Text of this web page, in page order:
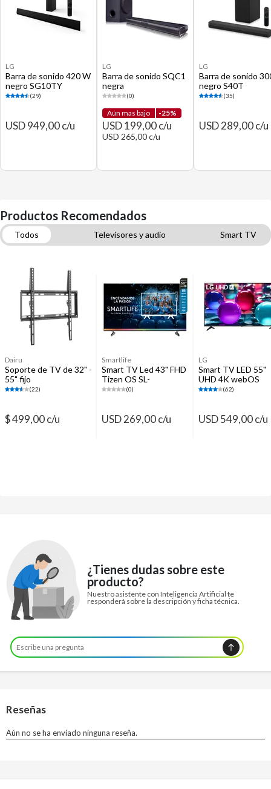
LG
Barra de sonido 420 W
negro SG10TY
(29)
USD 949,00 c/u
LG
Barra de sonido SQC1
negra
(0)
Aún mas bajo -25%
USD 199,00 c/u
USD 265,00 c/u
LG
Barra de sonido
negro S40T
(35)
USD 289,00 c/u
Productos Recomendados
Todos Televisores y audio
Smart TV
Cuidado Personal
Parlantes
Dairu
Soporte de TV de 32" -
55" fijo
(22)
$ 499,00 c/u
Smartlife
Smart TV Led 43" FHD
Tizen OS SL-
TV43FHD25T
(0)
USD 269,00 c/u
LG
Smart TV LED 55"
UHD 4K webOS
ThinQ AI
(62)
USD 549,00 c/u
¿Tienes dudas sobre este
producto?
Nuestro asistente con Inteligencia Artificial te
responderá sobre la descripción y ficha técnica.